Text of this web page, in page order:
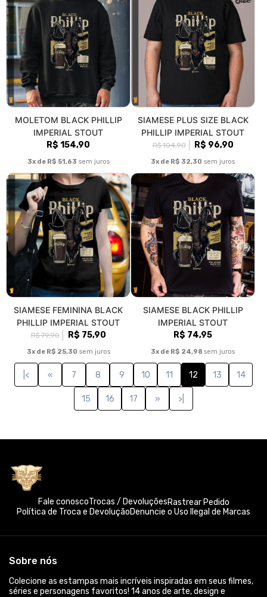
MOLETOM BLACK PHILLIP
IMPERIAL STOUT
R$ 154,90
3x de R$ 51,63 sem juros
SIAMESE PLUS SIZE BLACK
PHILLIP IMPERIAL STOUT
R$ 104,90 R$ 96,90
3x de R$ 32,30 sem juros
SIAMESE FEMININA BLACK
PHILLIP IMPERIAL STOUT
R$ 79,90 R$ 75,90
3x de R$ 25,30 sem juros
SIAMESE BLACK PHILLIP
IMPERIAL STOUT
R$ 74,95
3x de R$ 24,98 sem juros
|< « 7 8 9 10 11 12 13 14
15 16 17 » >|
Fale conoscoTrocas / DevoluçõesRastrear Pedido
Política de Troca e DevoluçãoDenuncie o Uso Ilegal de Marcas
Sobre nós
Colecione as estampas mais incríveis inspiradas em seus filmes,
séries e personagens favoritos! 14 anos de arte, design e